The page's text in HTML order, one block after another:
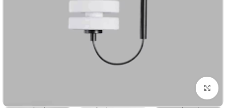
بزرگنمایی تصویر